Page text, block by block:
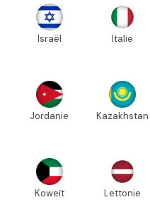
Israël Italie
Jordanie Kazakhstan
Koweït Lettonie